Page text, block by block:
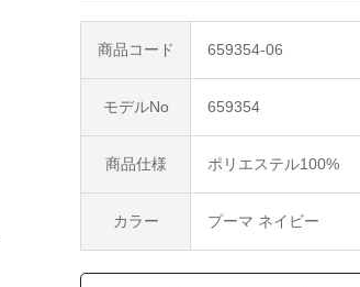
商品コード 659354-06
モデルNo 659354
商品仕様 ポリエステル100%
カラー プーマ ネイビー